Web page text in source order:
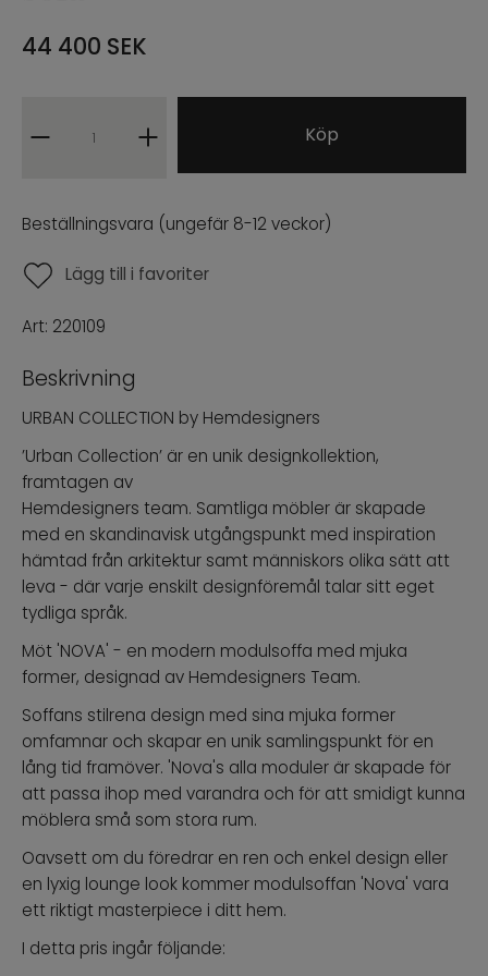
Peluche armchair
Fei armchair
Urban tables
NÒRE COLLECTION
ARCHIVE SALE
PROFFESIONAL B2B
ENG | SWE
44 400 SEK
Köp
Beställningsvara (ungefär 8-12 veckor)
Lägg till i favoriter
Art: 220109
Beskrivning
URBAN COLLECTION by Hemdesigners
’Urban Collection’ är en unik designkollektion,
framtagen av
Hemdesigners team. Samtliga möbler är skapade
med en skandinavisk utgångspunkt med inspiration
hämtad från arkitektur samt människors olika sätt att
leva - där varje enskilt designföremål talar sitt eget
tydliga språk.
Möt 'NOVA' - en modern modulsoffa med mjuka
former, designad av Hemdesigners Team.
Soffans stilrena design med sina mjuka former
omfamnar och skapar en unik samlingspunkt för en
lång tid framöver. 'Nova's alla moduler är skapade för
att passa ihop med varandra och för att smidigt kunna
möblera små som stora rum.
Oavsett om du föredrar en ren och enkel design eller
en lyxig lounge look kommer modulsoffan 'Nova' vara
ett riktigt masterpiece i ditt hem.
I detta pris ingår följande: